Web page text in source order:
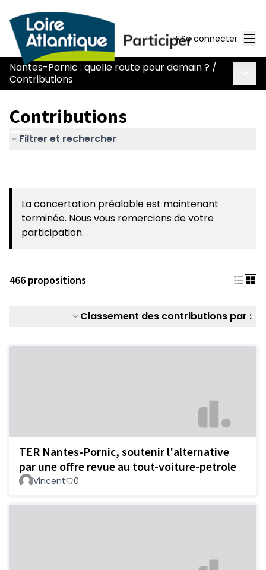
Se connecter
Nantes-Pornic : quelle route pour demain ? /
Contributions
Contributions
Filtrer et rechercher
La concertation préalable est maintenant
terminée. Nous vous remercions de votre
participation.
466 propositions
Classement des contributions par :
TER Nantes-Pornic, soutenir l'alternative
par une offre revue au tout-voiture-petrole
Vincent 0